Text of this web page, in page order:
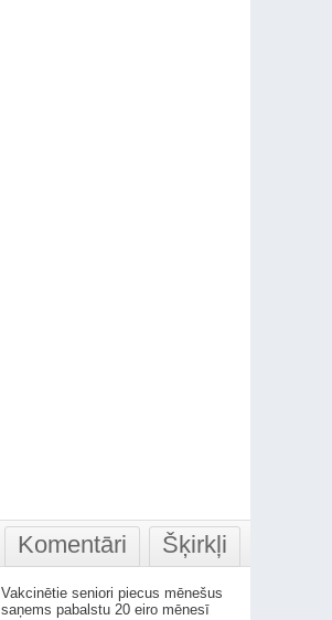
Komentāri Šķirkļi
Vakcinētie seniori piecus mēnešus
saņems pabalstu 20 eiro mēnesī